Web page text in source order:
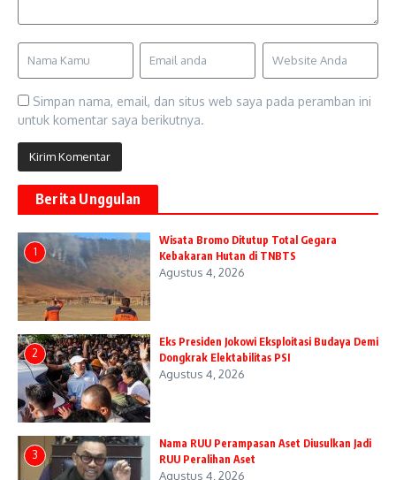
Simpan nama, email, dan situs web saya pada peramban ini
untuk komentar saya berikutnya.
Berita Unggulan
1
Wisata Bromo Ditutup Total Gegara
Kebakaran Hutan di TNBTS
Agustus 4, 2026
2
Eks Presiden Jokowi Eksploitasi Budaya Demi
Dongkrak Elektabilitas PSI
Agustus 4, 2026
3
Nama RUU Perampasan Aset Diusulkan Jadi
RUU Peralihan Aset
Agustus 4, 2026